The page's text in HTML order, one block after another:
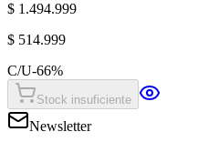
$ 1.494.999
$ 514.999
C/U-66%
Stock insuficiente
Newsletter